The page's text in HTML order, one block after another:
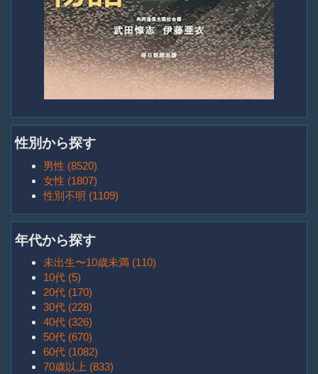
性別から探す
男性 (8520)
女性 (1807)
性別不明 (1109)
年代から探す
未出生〜10歳未満 (110)
10代 (5)
20代 (170)
30代 (228)
40代 (326)
50代 (670)
60代 (1082)
70歳以上 (833)